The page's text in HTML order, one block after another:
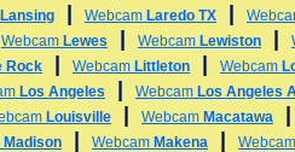
Lansing Webcam Laredo TX
Webcam Lewes Webcam Lewiston
Rock Webcam Littleton Webcam
Los Angeles Webcam Los Angeles
Louisville Webcam Macatawa
Madison Webcam Makena Webcam